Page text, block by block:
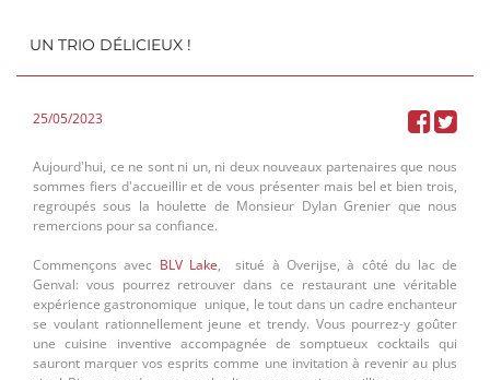
UN TRIO DÉLICIEUX !
25/05/2023
Aujourd'hui, ce ne sont ni un, ni deux nouveaux partenaires que nous
sommes fiers d'accueillir et de vous présenter mais bel et bien trois,
regroupés sous la houlette de Monsieur Dylan Grenier que nous
remercions pour sa confiance.
Commençons avec BLV Lake, situé à Overijse, à côté du lac de
Genval: vous pourrez retrouver dans ce restaurant une véritable
expérience gastronomique unique, le tout dans un cadre enchanteur
se voulant rationnellement jeune et trendy. Vous pourrez-y goûter
une cuisine inventive accompagnée de somptueux cocktails qui
sauront marquer vos esprits comme une invitation à revenir au plus